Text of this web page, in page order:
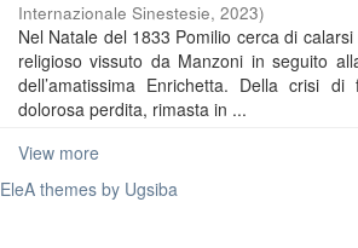
Internazionale Sinestesie, 2023)
Nel Natale del 1833 Pomilio cerca di
religioso vissuto da Manzoni in seguito
dell’amatissima Enrichetta. Della crisi
dolorosa perdita, rimasta in ...
View more
EleA themes by Ugsiba